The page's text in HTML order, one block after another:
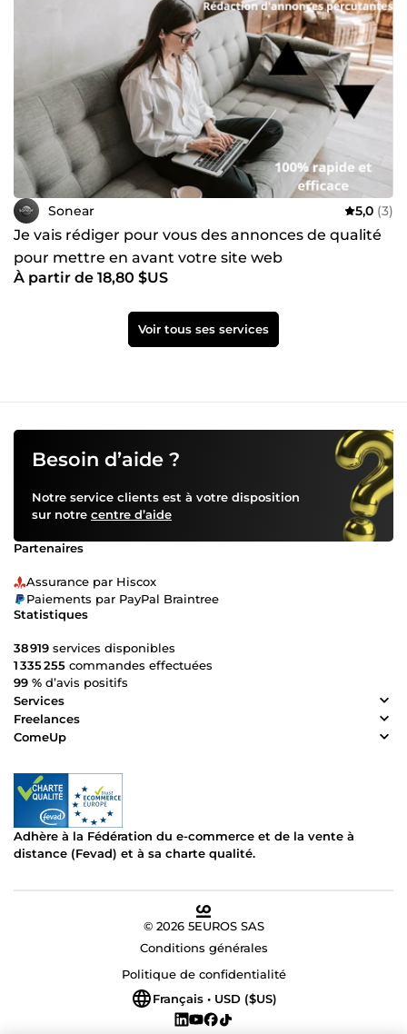
Sonear 5,0 (3)
Je vais rédiger pour vous des annonces de qualité
pour mettre en avant votre site web
À partir de 18,80 $US
Voir tous ses services
Besoin d’aide ?
Notre service clients est à votre disposition
sur notre centre d’aide
Partenaires
Assurance par Hiscox
Paiements par PayPal Braintree
Statistiques
38 919 services disponibles
1 335 255 commandes effectuées
99 % d’avis positifs
Services
Freelances
ComeUp
Adhère à la Fédération du e-commerce et de la vente à
distance (Fevad) et à sa charte qualité.
© 2026 5EUROS SAS
Conditions générales
Politique de confidentialité
Français • USD ($US)